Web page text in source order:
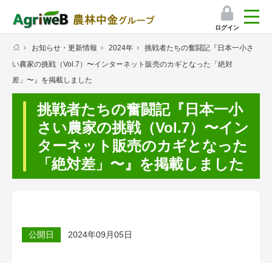
ログイン
検索
マイページ
プレミアムサービス
プレミアムサービスのご紹介
気象情報アプリ
お知らせ・更新情報 2024年
挑戦者たちの奮闘記『日本一小さ
い農家の挑戦（Vol.7）〜インターネット販売のカギとなった「絶対
差」〜』を掲載しました
挑戦者たちの奮闘記『日本一小
さい農家の挑戦（Vol.7）〜イン
ターネット販売のカギとなった
「絶対差」〜』を掲載しました
公開日 2024年09月05日